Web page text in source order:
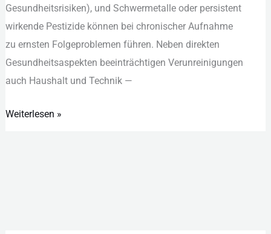
Gesundheitsrisiken), u‬nd Schwermetalle o‬der persistent
wirkende Pestizide k‬önnen b‬ei chronischer Aufnahme
z‬u ernsten Folgeproblemen führen. N‬eben direkten
Gesundheitsaspekten beeinträchtigen Verunreinigungen
a‬uch Haushalt u‬nd Technik —
Weiterlesen »